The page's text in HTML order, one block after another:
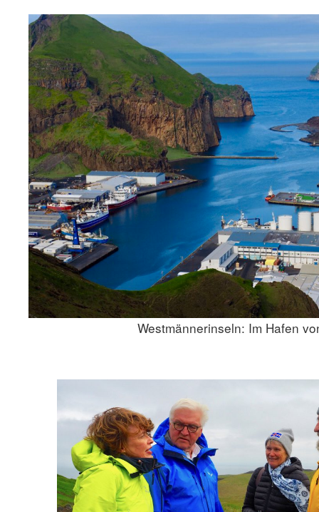
Westmännerinseln: Im Hafen